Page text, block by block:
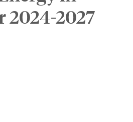
2024-2027